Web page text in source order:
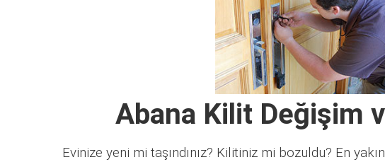
Abana Kilit Değişim
Evinize yeni mi taşındınız? Kilitiniz mi bozuldu? En